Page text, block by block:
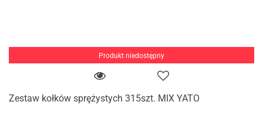
Produkt niedostępny
Zestaw kołków sprężystych 315szt. MIX YATO